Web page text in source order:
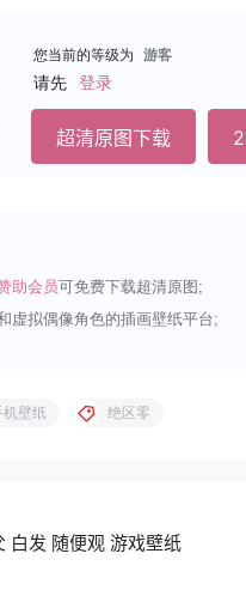
您当前的等级为 游客
请先 登录
超清原图下载
助会员可免费下载超清原图;
虚拟偶像角色的插画壁纸平台;
机壁纸 绝区零
白发 随便观 游戏壁纸